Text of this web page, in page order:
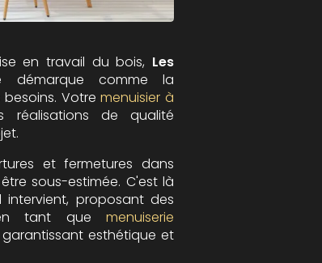
en travail du bois, Les
démarque comme la
Votremenuisier à
réalisations de qualité
et fermetures dans
sous-estimée. C'est là
proposant des
en tant que menuiserie
esthétique et